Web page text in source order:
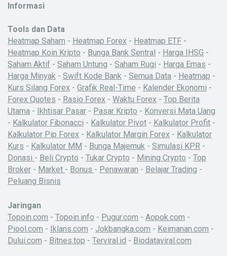
Informasi
Tools dan Data
Heatmap Saham - Heatmap Forex - Heatmap ETF -
Heatmap Koin Kripto - Bunga Bank Sentral - Harga IHSG -
Saham Aktif - Saham Untung - Saham Rugi - Harga Emas -
Harga Minyak - Swift Kode Bank - Semua Data - Heatmap -
Kurs Silang Forex - Grafik Real-Time - Kalender Ekonomi -
Forex Quotes - Rasio Forex - Waktu Forex - Top Berita
Utama - Ikhtisar Pasar - Pasar Kripto - Konversi Mata Uang
- Kalkulator Fibonacci - Kalkulator Pivot - Kalkulator Profit -
Kalkulator Pip Forex - Kalkulator Margin Forex - Kalkulator
Kurs - Kalkulator MM - Bunga Majemuk - Simulasi KPR -
Donasi - Beli Crypto - Tukar Crypto - Mining Crypto - Top
Broker - Market - Bonus - Penawaran - Belajar Trading -
Peluang Bisnis
Jaringan
Topoin.com - Topoin.info - Pugur.com - Aopok.com -
Piool.com - Iklans.com - Jokbangka.com - Keimanan.com -
Dului.com - Bitnes.top - Terviral.id - Biodataviral.com